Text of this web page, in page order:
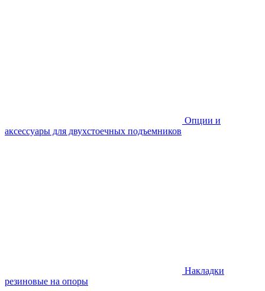
Опции и
аксессуары для двухстоечных подъемников
Накладки
резиновые на опоры